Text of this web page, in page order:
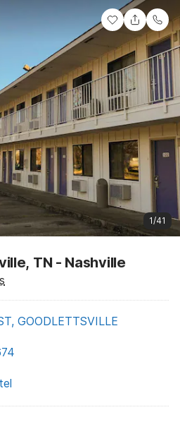
1/41
TN - Nashville
GOODLETTSVILLE